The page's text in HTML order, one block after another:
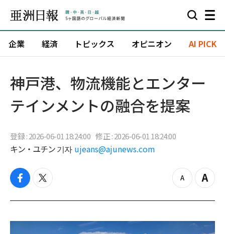
企業 経済 トピックス オピニオン AI PICK
神戸港、物流機能とエンター
テインメントの融合を提案
登録 : 2026-06-01 18:24:00 修正 : 2026-06-01 18:24:00
キン・ユチン 기자 ujeans@ajunews.com
f
c
b
t
i
t
z
o
o
Z
o
i